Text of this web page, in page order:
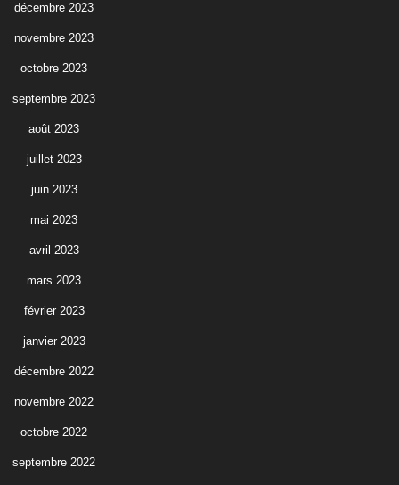
décembre 2023
novembre 2023
octobre 2023
septembre 2023
août 2023
juillet 2023
juin 2023
mai 2023
avril 2023
mars 2023
février 2023
janvier 2023
décembre 2022
novembre 2022
octobre 2022
septembre 2022